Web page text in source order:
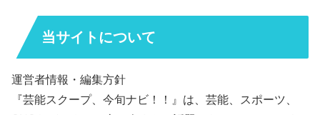
当サイトについて
運営者情報・編集方針
『芸能スクープ、今旬ナビ！！』は、芸能、スポーツ、